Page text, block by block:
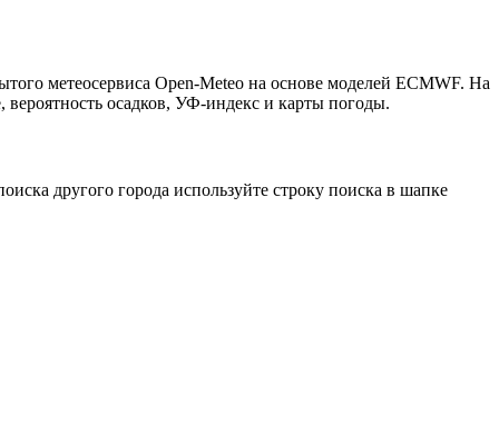
метеосервиса Open-Meteo на основе моделей ECMWF. На
вероятность осадков, УФ-индекс и карты погоды.
другого города используйте строку поиска в шапке